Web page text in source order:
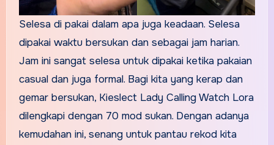
Selesa di pakai dalam apa juga keadaan. Selesa
dipakai waktu bersukan dan sebagai jam harian.
Jam ini sangat selesa untuk dipakai ketika pakaian
casual dan juga formal. Bagi kita yang kerap dan
gemar bersukan, Kieslect Lady Calling Watch Lora
dilengkapi dengan 70 mod sukan. Dengan adanya
kemudahan ini, senang untuk pantau rekod kita